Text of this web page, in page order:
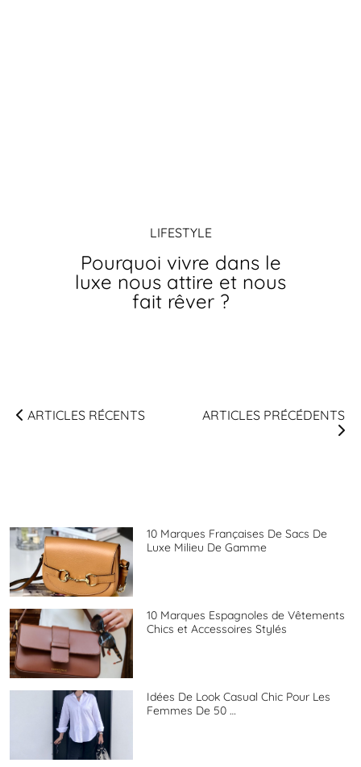
LIFESTYLE
Pourquoi vivre dans le
luxe nous attire et nous
fait rêver ?
ARTICLES RÉCENTS ARTICLES PRÉCÉDENTS
10 Marques Françaises De Sacs De
Luxe Milieu De Gamme
10 Marques Espagnoles de Vêtements
Chics et Accessoires Stylés
Idées De Look Casual Chic Pour Les
Femmes De 50 …